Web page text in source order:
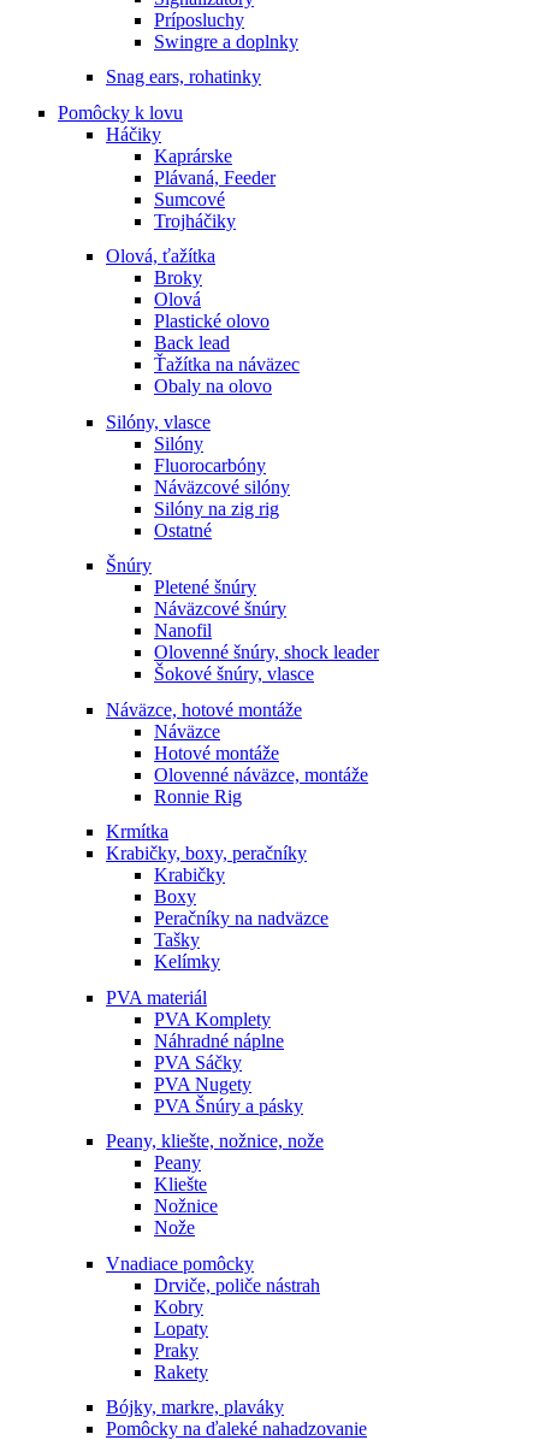
Príposluchy
Swingre a doplnky
Snag ears, rohatinky
Pomôcky k lovu
Háčiky
Kaprárske
Plávaná, Feeder
Sumcové
Trojháčiky
Olová, ťažítka
Broky
Olová
Plastické olovo
Back lead
Ťažítka na náväzec
Obaly na olovo
Silóny, vlasce
Silóny
Fluorocarbóny
Náväzcové silóny
Silóny na zig rig
Ostatné
Šnúry
Pletené šnúry
Náväzcové šnúry
Nanofil
Olovenné šnúry, shock leader
Šokové šnúry, vlasce
Náväzce, hotové montáže
Náväzce
Hotové montáže
Olovenné náväzce, montáže
Ronnie Rig
Krmítka
Krabičky, boxy, peračníky
Krabičky
Boxy
Peračníky na nadväzce
Tašky
Kelímky
PVA materiál
PVA Komplety
Náhradné náplne
PVA Sáčky
PVA Nugety
PVA Šnúry a pásky
Peany, kliešte, nožnice, nože
Peany
Kliešte
Nožnice
Nože
Vnadiace pomôcky
Drviče, poliče nástrah
Kobry
Lopaty
Praky
Rakety
Bójky, markre, plaváky
Pomôcky na ďaleké nahadzovanie